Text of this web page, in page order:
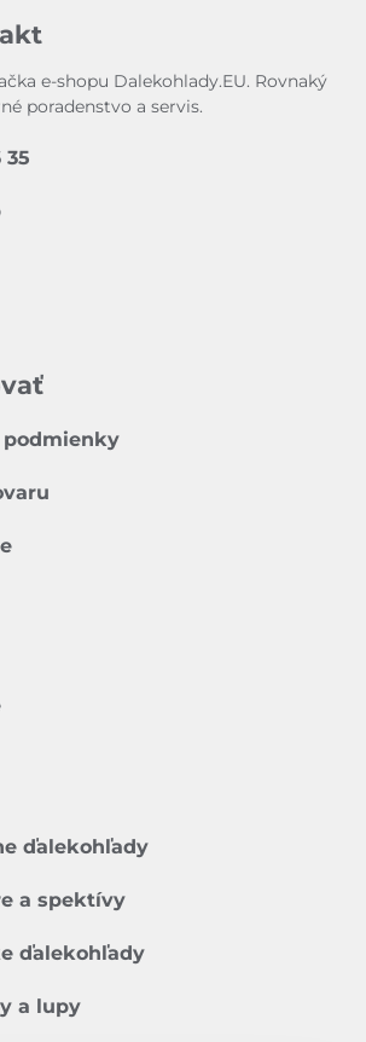
e-shopu Dalekohlady.EU. Rovnaký
poradenstvo a servis.
35
podmienky
ďalekohľady
a spektívy
ďalekohľady
a lupy